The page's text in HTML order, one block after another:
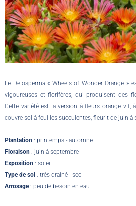
Le Delosperma « Wheels of Wonder Orange »
vigoureuses et florifères, qui produisent des
Cette variété est la version à fleurs orange vif,
couvre-sol à feuilles succulentes, fleurit de juin à
Plantation : printemps - automne
Floraison : juin à septembre
Exposition : soleil
Type de sol : très drainé - sec
Arrosage: peu de besoin en eau